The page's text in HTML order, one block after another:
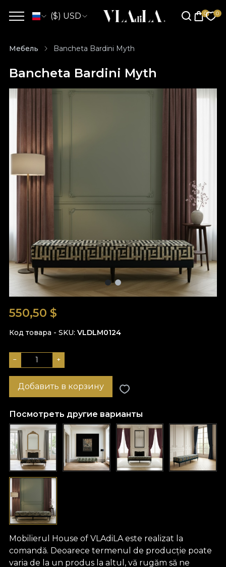
($) USD
Мебель Bancheta Bardini Myth
Bancheta Bardini Myth
550,50 $
Код товара - SKU VLDLM0124
− +
Добавить в корзину
Посмотреть другие варианты
Mobilierul House of VLAdiLA este realizat la
comandă. Deoarece termenul de producție poate
varia de la un produs la altul, vă rugăm să ne